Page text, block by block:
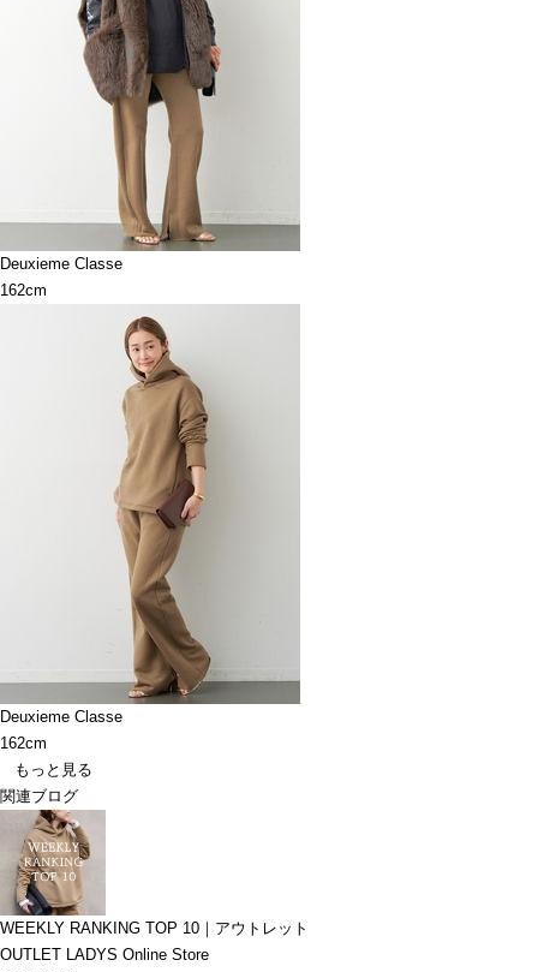
Deuxieme Classe
162cm
Deuxieme Classe
162cm
もっと見る
関連ブログ
WEEKLY RANKING TOP 10｜アウトレット
OUTLET LADYS Online Store